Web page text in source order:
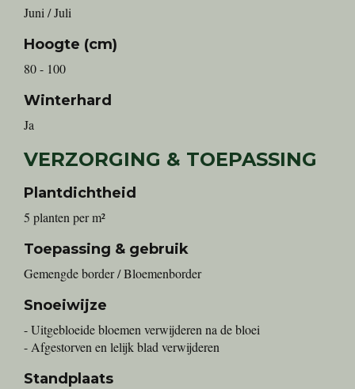
Juni / Juli
Hoogte (cm)
80 - 100
Winterhard
Ja
VERZORGING & TOEPASSING
Plantdichtheid
5 planten per m²
Toepassing & gebruik
Gemengde border / Bloemenborder
Snoeiwijze
- Uitgebloeide bloemen verwijderen na de bloei
- Afgestorven en lelijk blad verwijderen
Standplaats